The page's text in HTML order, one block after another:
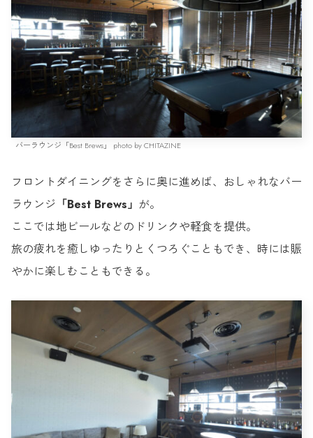
バーラウンジ「Best Brews」 photo by CHITAZINE
フロントダイニングをさらに奥に進めば、おしゃれなバー
ラウンジ 「Best Brews」 が。
ここでは地ビールなどのドリンクや軽食を提供。
旅の疲れを癒しゆったりとくつろぐこともでき、時には賑
やかに楽しむこともできる。